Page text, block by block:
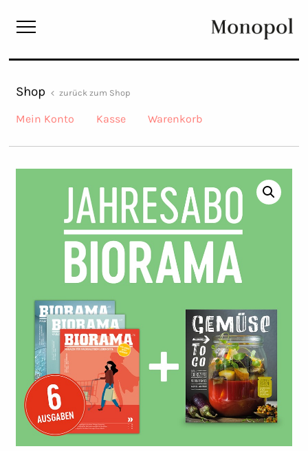
Monopol
Shop zurück zum Shop
Mein Konto Kasse Warenkorb